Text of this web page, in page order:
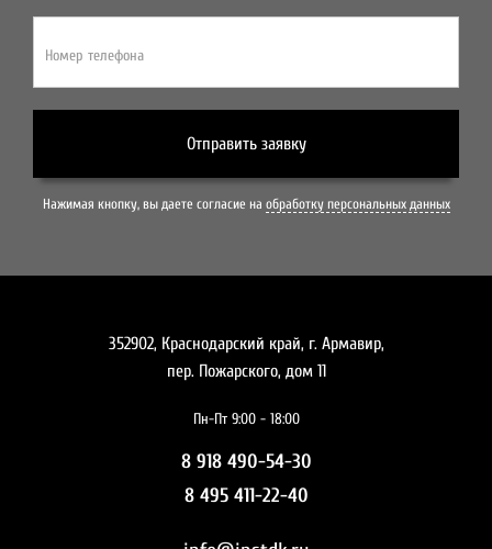
Номер телефона
Отправить заявку
Нажимая кнопку, вы даете согласие на обработку персональных данных
352902, Краснодарский край, г. Армавир,
пер. Пожарского, дом 11
Пн-Пт 9:00 - 18:00
8 918 490-54-30
8 495 411-22-40